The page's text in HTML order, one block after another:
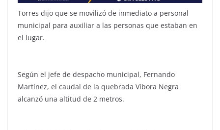
Torres dijo que se movilizó de inmediato a personal
municipal para auxiliar a las personas que estaban en
el lugar.
Según el jefe de despacho municipal, Fernando
Martínez, el caudal de la quebrada Víbora Negra
alcanzó una altitud de 2 metros.